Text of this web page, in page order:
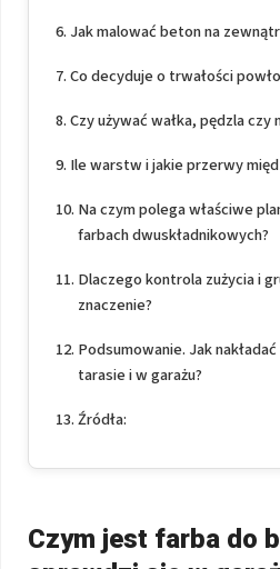
Jak malować beton na
Co decyduje o trwałości
Czy używać wałka, pędzla czy
Ile warstw i jakie przerwy
Na czym polega właściwe
farbach dwuskładnikowych?
Dlaczego kontrola zużycia i
znaczenie?
Podsumowanie. Jak
tarasie i w garażu?
Źródła:
Czym jest farba do